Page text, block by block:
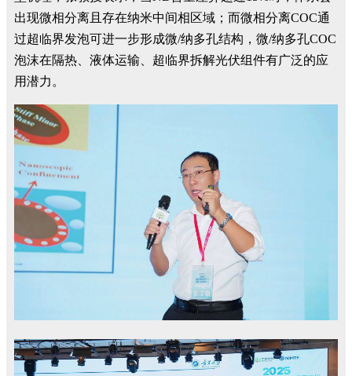
出现微相分离且存在纳米中间相区域；而微相分离COC通
过超临界发泡可进一步形成微/纳多孔结构，微/纳多孔COC
泡沫在隔热、液体运输、超临界拆解光伏组件有广泛的应
用潜力。